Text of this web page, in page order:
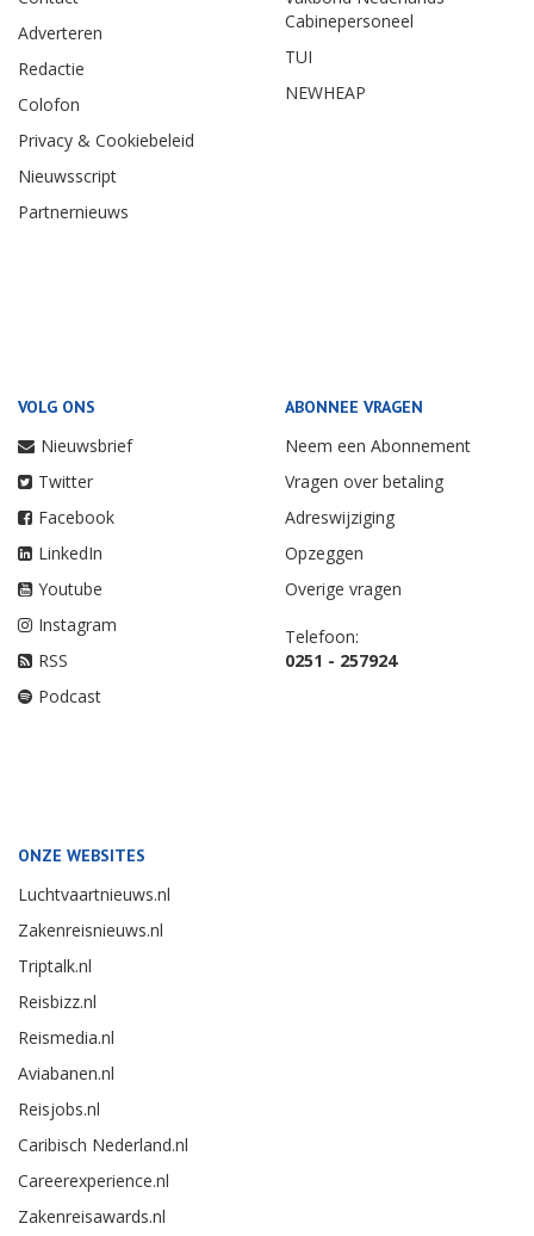
Adverteren
Redactie
Colofon
Privacy & Cookiebeleid
Nieuwsscript
Partnernieuws
Cabinepersoneel
TUI
NEWHEAP
VOLG ONS
Nieuwsbrief
Twitter
Facebook
LinkedIn
Youtube
Instagram
RSS
Podcast
ABONNEE VRAGEN
Neem een Abonnement
Vragen over betaling
Adreswijziging
Opzeggen
Overige vragen
Telefoon:
0251 - 257924
ONZE WEBSITES
Luchtvaartnieuws.nl
Zakenreisnieuws.nl
Triptalk.nl
Reisbizz.nl
Reismedia.nl
Aviabanen.nl
Reisjobs.nl
Caribisch Nederland.nl
Careerexperience.nl
Zakenreisawards.nl